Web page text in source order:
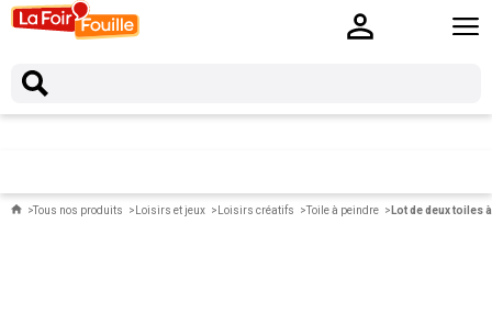
Tous nos produits Loisirs et jeux Loisirs créatifs Toile à peindre